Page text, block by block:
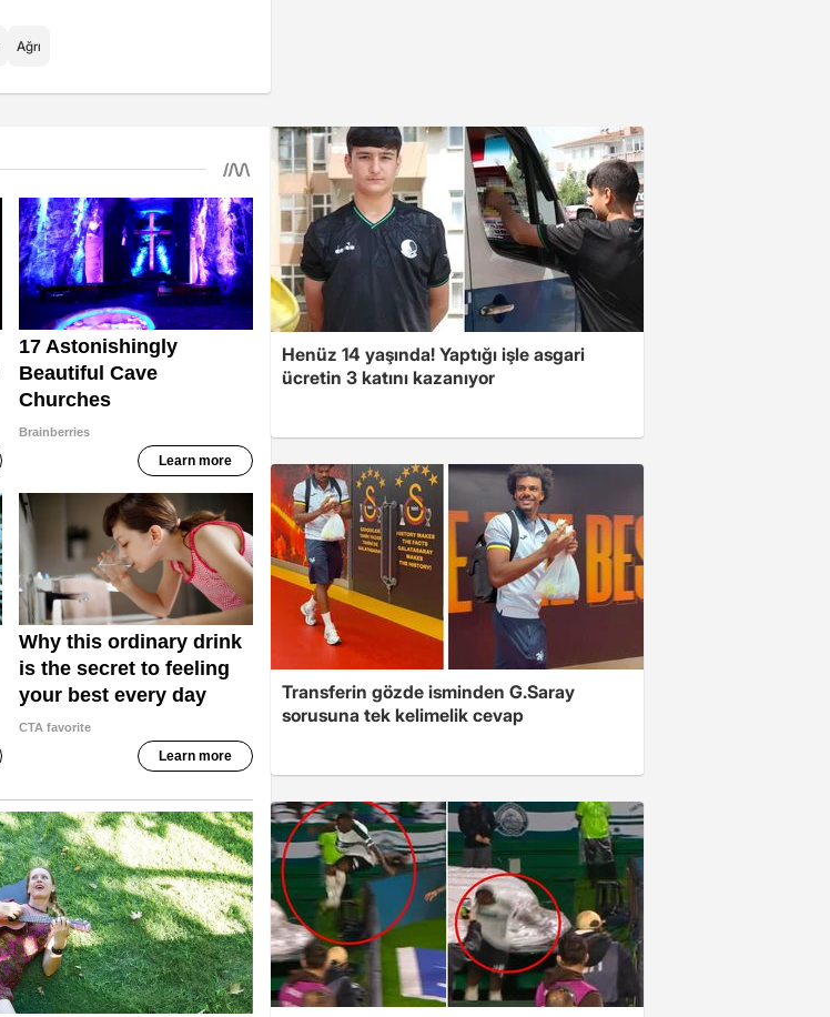
Ağrı
Henüz 14 yaşında! Yaptığı işle asgari
ücretin 3 katını kazanıyor
Transferin gözde isminden G.Saray
sorusuna tek kelimelik cevap